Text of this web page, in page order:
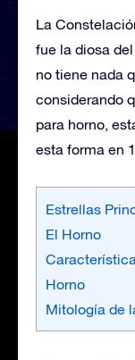
La
fue la diosa
no tiene nada
considerando
para horno,
esta forma en
Estrellas
El Horno
Horno
Mitología de